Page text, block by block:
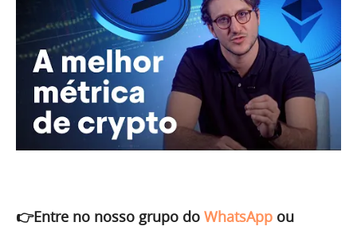
👉Entre no nosso grupo do WhatsApp ou